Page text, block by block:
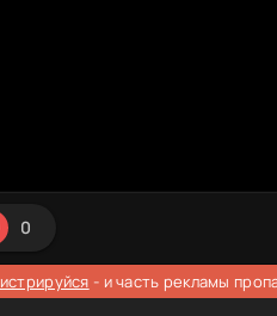
0
- и часть рекламы